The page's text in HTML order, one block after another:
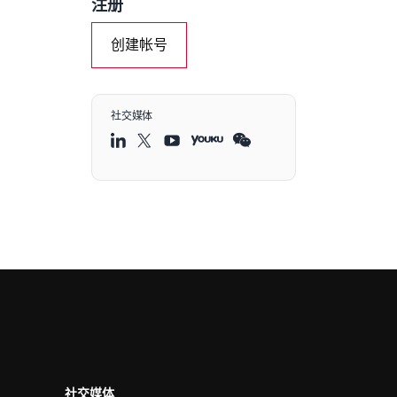
注册
创建帐号
社交媒体
社交媒体